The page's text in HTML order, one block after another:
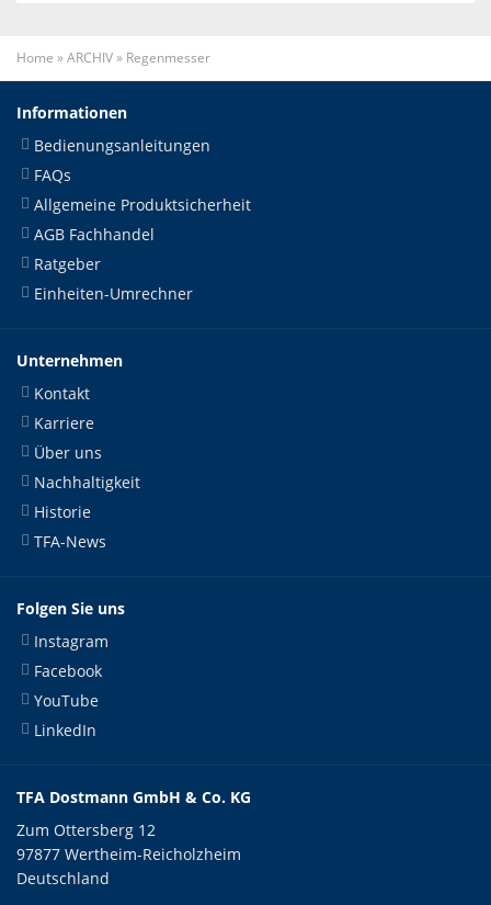
Home »ARCHIV» Regenmesser
Informationen
Bedienungsanleitungen
FAQs
Allgemeine Produktsicherheit
AGB Fachhandel
Ratgeber
Einheiten-Umrechner
Unternehmen
Kontakt
Karriere
Über uns
Nachhaltigkeit
Historie
TFA-News
Folgen Sie uns
Instagram
Facebook
YouTube
LinkedIn
TFA Dostmann GmbH & Co. KG
Zum Ottersberg 12
97877 Wertheim-Reicholzheim
Deutschland